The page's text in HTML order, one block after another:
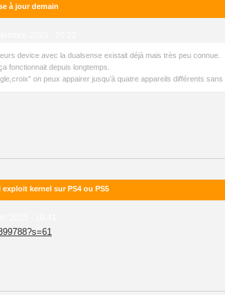
à jour demain
device avec la dualsense existait déjà mais très peu connue.
fonctionnait depuis longtemps.
on peux appairer jusqu’à quatre appareils différents sans
kernel sur PS4 ou PS5